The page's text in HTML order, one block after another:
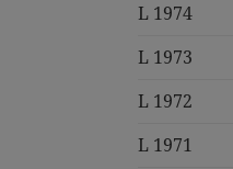
L 1974
L 1973
L 1972
L 1971